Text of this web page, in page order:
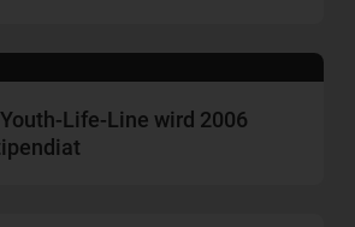
Life-Line wird 2006